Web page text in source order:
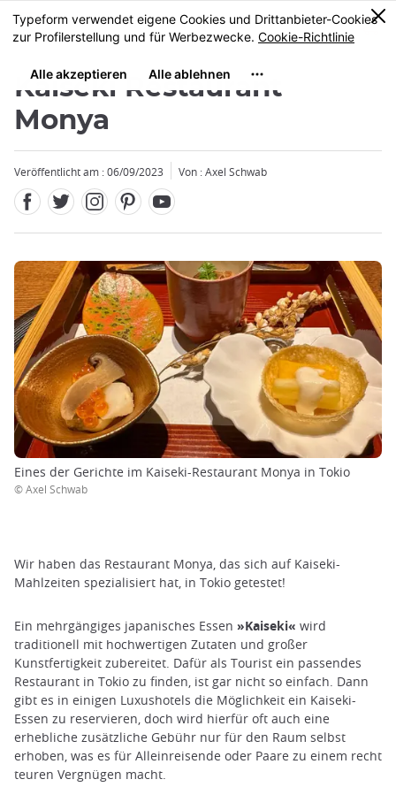
Größe
MENU
0
Kaiseki Restaurant
Monya
Veröffentlicht am : 06/09/2023 Von : Axel Schwab
Eines der Gerichte im Kaiseki-Restaurant Monya in Tokio
© Axel Schwab
Wir haben das Restaurant Monya, das sich auf Kaiseki-
Mahlzeiten spezialisiert hat, in Tokio getestet!
Ein mehrgängiges japanisches Essen »Kaiseki« wird
traditionell mit hochwertigen Zutaten und großer
Kunstfertigkeit zubereitet. Dafür als Tourist ein passendes
Restaurant in Tokio zu finden, ist gar nicht so einfach. Dann
gibt es in einigen Luxushotels die Möglichkeit ein Kaiseki-
Essen zu reservieren, doch wird hierfür oft auch eine
erhebliche zusätzliche Gebühr nur für den Raum selbst
erhoben, was es für Alleinreisende oder Paare zu einem recht
teuren Vergnügen macht.